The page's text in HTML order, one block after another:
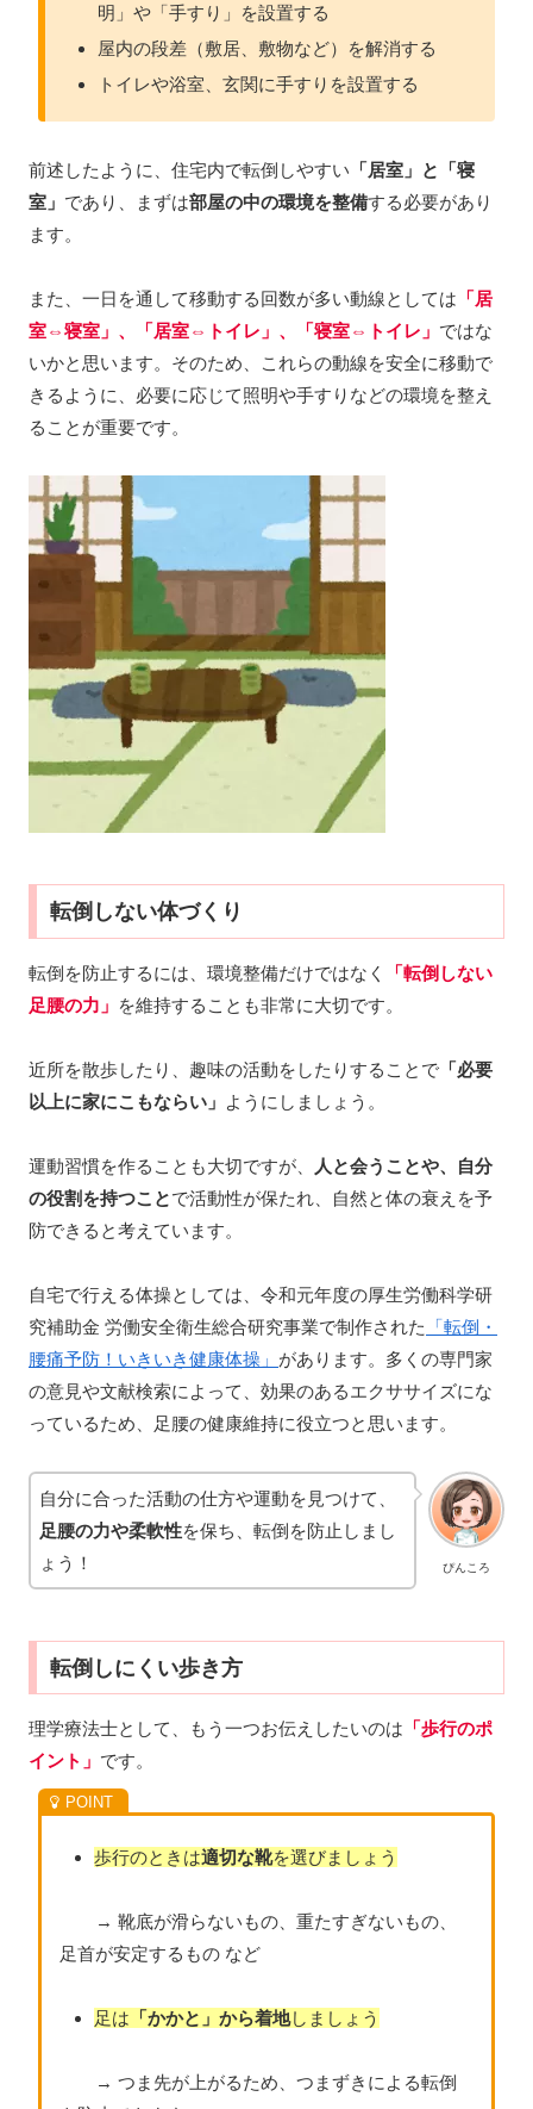
明」や「手すり」を設置する
屋内の段差（敷居、敷物など）を解消する
トイレや浴室、玄関に手すりを設置する
前述したように、住宅内で転倒しやすい 「居室」と「寝
室」 であり、まずは部屋の中の環境を整備する必要があり
ます。
また、一日を通して移動する回数が多い動線としては 「居
室⇔寝室」、「居室⇔トイレ」、「寝室⇔トイレ」 ではな
いかと思います。そのため、これらの動線を安全に移動で
きるように、必要に応じて照明や手すりなどの環境を整え
ることが重要です。
転倒しない体づくり
転倒を防止するには、環境整備だけではなく
「転倒しない
足腰の力」 を維持することも非常に大切です。
近所を散歩したり、趣味の活動をしたりすることで 「必要
以上に家にこもならい」 ようにしましょう。
運動習慣を作ることも大切ですが、
人と会うことや、自分
の役割を持つことで活動性が保たれ、自然と体の衰えを予
防できると考えています。
自宅で行える体操としては、令和元年度の厚生労働科学研
究補助金 労働安全衛生総合研究事業で制作された
「転倒・
腰痛予防！いきいき健康体操」 があります。多くの専門家
の意見や文献検索によって、効果のあるエクササイズにな
っているため、足腰の健康維持に役立つと思います。
ぴんころ
自分に合った活動の仕方や運動を見つけて、
足腰の力や柔軟性を保ち、転倒を防止しまし
ょう！
転倒しにくい歩き方
理学療法士として、もう一つお伝えしたいのは 「歩行のポ
イント」 です。
歩行のときは適切な靴を選びましょう
→ 靴底が滑らないもの、重たすぎないもの、
足首が安定するもの など
足は 「かかと」から着地しましょう
→ つま先が上がるため、つまずきによる転倒